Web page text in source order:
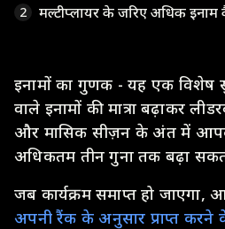
2
मल्टीप्लायर के जरिए अधिक
इनामों का गुणक - यह एक विशेष
वाले इनामों की मात्रा बढ़ाकर
और मासिक सीज़न के अंत में
अधिकतम तीन गुना तक बढ़ा
जब कार्यक्रम समाप्त हो जाएगा,
अपनी रैंक के अनुसार प्राप्त करने